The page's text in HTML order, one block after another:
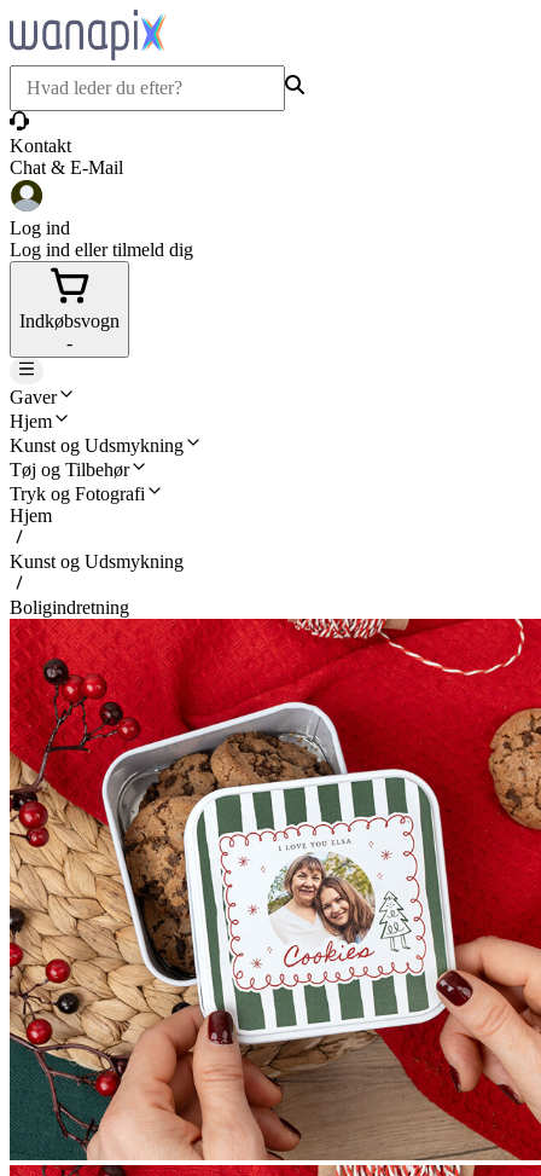
Kontakt
Chat & E-Mail
Log ind
Log ind eller tilmeld dig
Indkøbsvogn
-
Gaver
Hjem
Kunst og Udsmykning
Tøj og Tilbehør
Tryk og Fotografi
Hjem
Kunst og Udsmykning
Boligindretning